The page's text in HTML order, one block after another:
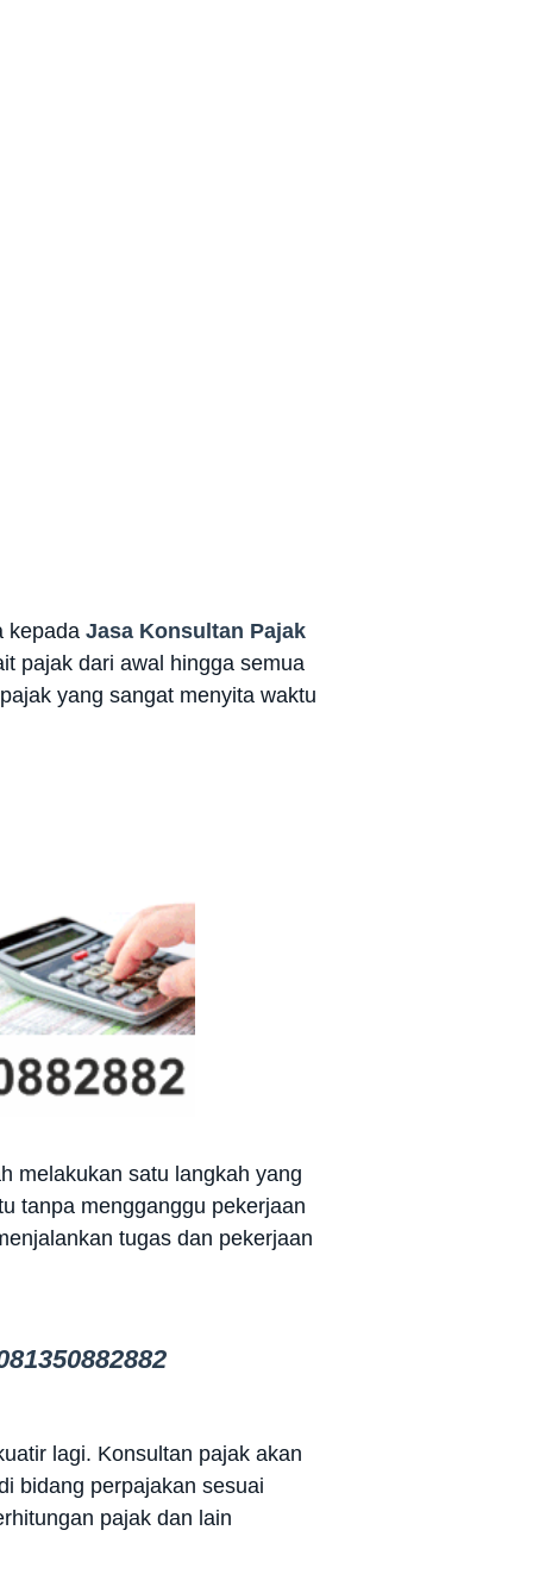
kepada Jasa Konsultan Pajak
pajak dari awal hingga semua
yang sangat menyita waktu
melakukan satu langkah yang
tanpa mengganggu pekerjaan
tugas dan pekerjaan
lagi. Konsultan pajak akan
bidang perpajakan sesuai
pajak dan lain